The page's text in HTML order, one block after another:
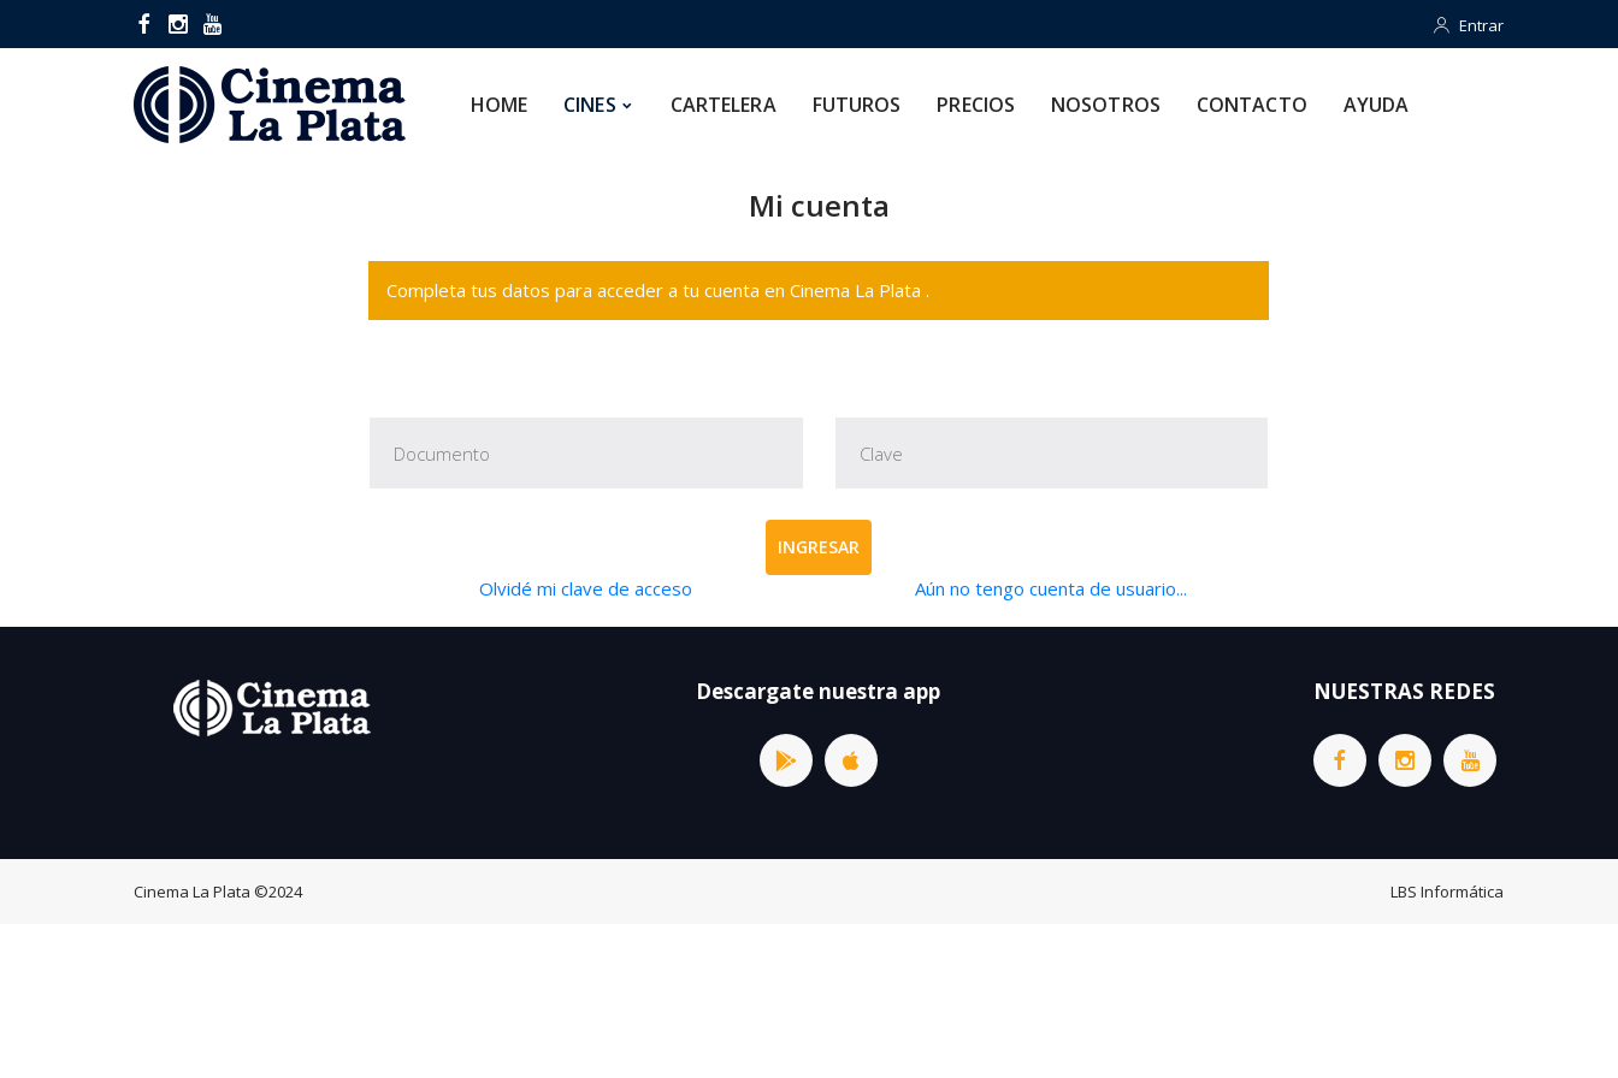
Entrar
Entrar
HOME CINES CARTELERA FUTUROS PRECIOS NOSOTROS CONTACTO AYUDA
Mi cuenta
Completa tus datos para acceder a tu cuenta en Cinema La Plata .
INGRESAR
Olvidé mi clave de acceso Aún no tengo cuenta de usuario...
Descargate nuestra app NUESTRAS REDES
Cinema La Plata ©2024 LBS Informática